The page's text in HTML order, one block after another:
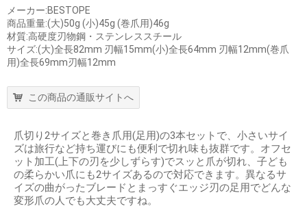
メーカー:BESTOPE
商品重量:(大)50g (小)45g (巻爪用)46g
材質:高硬度刃物鋼・ステンレススチール
サイズ:(大)全長82mm 刃幅15mm(小)全長64mm 刃幅12mm(巻爪
用)全長69mm刃幅12mm
この商品の通販サイトへ
爪切り2サイズと巻き爪用(足用)の3本セットで、小さいサイ
ズは旅行など持ち運びにも便利で切れ味も抜群です。オフセ
ット加工(上下の刃を少しずらす)でスッと爪が切れ、子ども
の柔らかい爪にも2サイズあるので対応できます。異なるサ
イズの曲がったブレードとまっすぐエッジ刃の足用でどんな
変形爪の人でも大丈夫ですね。